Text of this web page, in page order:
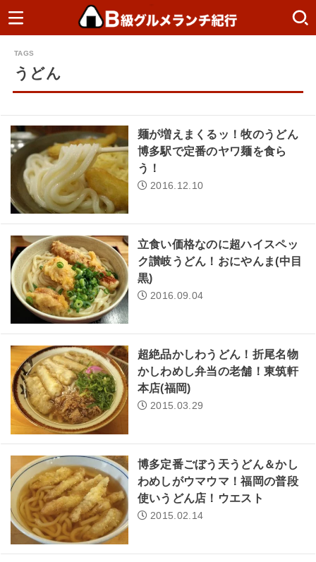
うどん
麺が増えまくるッ！牧のうどん
博多駅で定番のヤワ麺を食ら
う！
2016.12.10
立食い価格なのに超ハイスペッ
ク讃岐うどん！おにやんま(中目
黒)
2016.09.04
超絶品かしわうどん！折尾名物
かしわめし弁当の老舗！東筑軒
本店(福岡)
2015.03.29
博多定番ごぼう天うどん＆かし
わめしがウマウマ！福岡の普段
使いうどん店！ウエスト
2015.02.14